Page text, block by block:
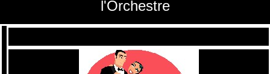
l'Orchestre